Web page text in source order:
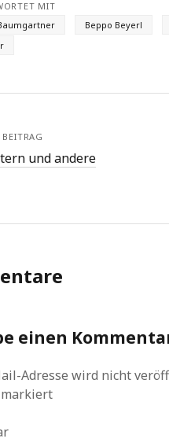
MIT
Beppo Beyerl
und andere
einen
Adresse wird nicht
markiert